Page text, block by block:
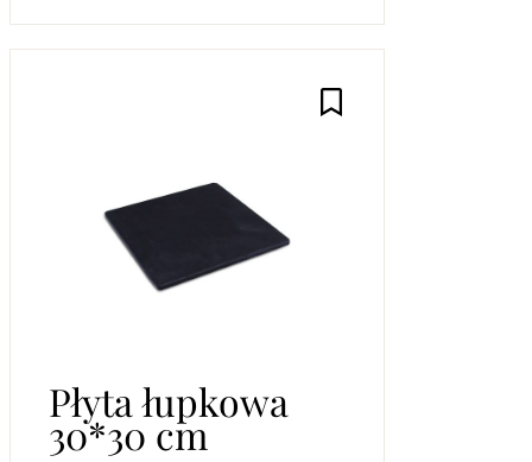
Płyta łupkowa
30*30 cm